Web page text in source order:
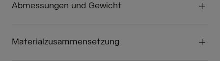
Abmessungen und Gewicht
Materialzusammensetzung